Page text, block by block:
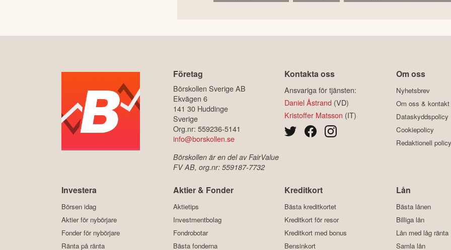
Företag
Börskollen Sverige AB
Ekvägen 6
141 30 Huddinge
Sverige
Org.nr: 559236-5141
info@borskollen.se
Börskollen är en del av FairValue
FV AB, org.nr: 559187-7732
Kontakta oss
Ansvariga för tjänsten:
Daniel Åstrand (VD)
Kristoffer Matsson (IT)
Om oss
Nyhetsbrev
Om oss & kontakt
Dataskyddspolicy
Cookiepolicy
Redaktionell policy
Investera
Börsen idag
Aktier för nybörjare
Fonder för nybörjare
Ränta på ränta
Aktier & Fonder
Aktietips
Investmentbolag
Fondrobotar
Bästa fonderna
Kreditkort
Bästa kreditkortet
Kreditkort för resor
Kreditkort med bonus
Bensinkort
Lån
Bästa lånen
Billiga lån
Lån med låg ränta
Samla lån